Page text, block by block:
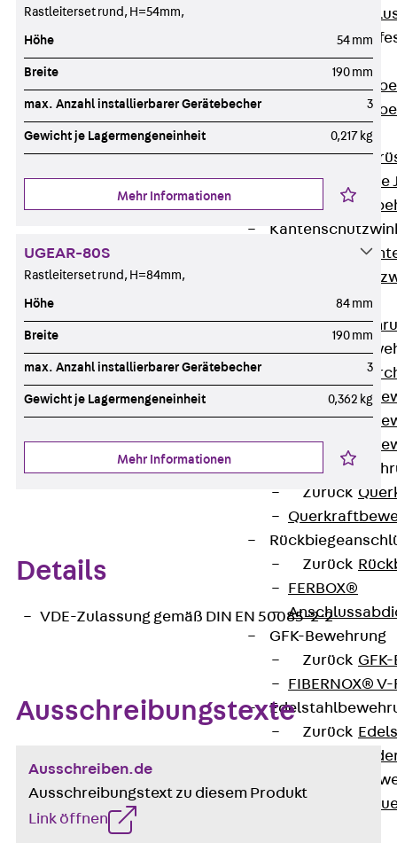
Zurück
Gerüstschuhe
Zurück
Gerüstschuhe
Zurück
Zurück
Zurück
FERBOX®
GFK-Bewehrung
Zurück
FIBERNOX® V-
Zurück
Rastleiterset rund, H=54mm,
Höhe 54 mm
Breite 190 mm
max. Anzahl installierbarer Gerätebecher 3
Gewicht je Lagermengeneinheit 0,217 kg
Mehr Informationen
UGEAR-80S
Rastleiterset rund, H=84mm,
Höhe 84 mm
Breite 190 mm
max. Anzahl installierbarer Gerätebecher 3
Gewicht je Lagermengeneinheit 0,362 kg
Mehr Informationen
Details
VDE-Zulassung gemäß DIN EN 50085-2-2
Ausschreibungstexte
Ausschreiben.de
Ausschreibungstext zu diesem Produkt
Link öffnen